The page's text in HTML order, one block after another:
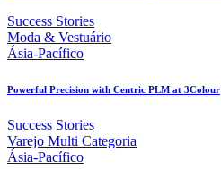
Success Stories
Moda & Vestuário
Ásia-Pacífico
Powerful Precision with Centric PLM at 3Colour
Success Stories
Varejo Multi Categoria
Ásia-Pacífico